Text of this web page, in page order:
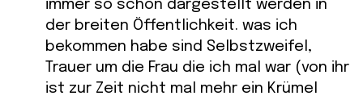
immer so schön dargestellt werden in
der breiten Öffentlichkeit. was ich
bekommen habe sind Selbstzweifel,
Trauer um die Frau die ich mal war (von ihr
ist zur Zeit nicht mal mehr ein Krümel